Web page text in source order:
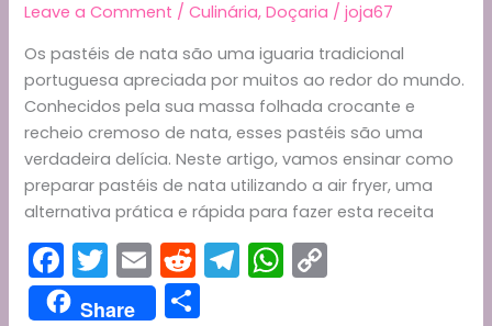
Leave a Comment /Culinária,Doçaria /joja67
Os pastéis de nata são uma iguaria tradicional
portuguesa apreciada por muitos ao redor do mundo.
Conhecidos pela sua massa folhada crocante e
recheio cremoso de nata, esses pastéis são uma
verdadeira delícia. Neste artigo, vamos ensinar como
preparar pastéis de nata utilizando a air fryer, uma
alternativa prática e rápida para fazer esta receita
F
a
T
w
E
m
R
e
T
el
W
h
Share